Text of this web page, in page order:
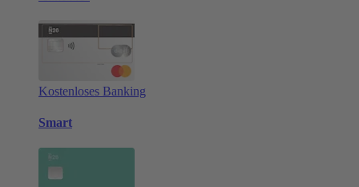
Kostenloses Banking
Smart